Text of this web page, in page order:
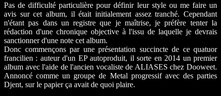
Pas de difficulté particulière pour définir leur style ou me faire un
avis sur cet album, il était initialement assez tranché. Cependant
n'étant pas dans un registre que je maîtrise, je préfère tenter la
rédaction d'une chronique objective à l'issu de laquelle je devrais
sanctionner d'une note cet album.
Donc commençons par une présentation succincte de ce quatuor
francilien : auteur d'un EP autoproduit, il sorte en 2014 un premier
album avec l'aide de l'ancien vocaliste de ALIASES chez Dooweet.
Annoncé comme un groupe de Metal progressif avec des parties
Djent, sur le papier ça avait de quoi plaire.